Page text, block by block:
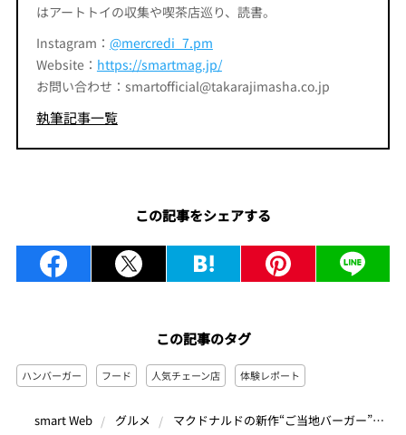
はアートトイの収集や喫茶店巡り、読書。
Instagram： @mercredi_7.pm
Website： https://smartmag.jp/
お問い合わせ：smartofficial@takarajimasha.co.jp
執筆記事一覧
この記事をシェアする
この記事のタグ
ハンバーガー フード 人気チェーン店 体験レポート
smart Web グルメ マクドナルドの新作“ご当地バーガー”が罪深い味すぎる！明太×バター×マヨの「カロリーの暴力」など注目5品をガチ食べ比べ